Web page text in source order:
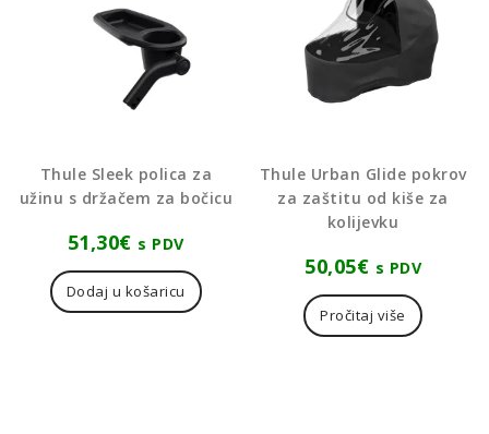
Thule Sleek polica za
užinu s držačem za bočicu
51,30€ s PDV
Dodaj u košaricu
Thule Urban Glide pokrov
za zaštitu od kiše za
kolijevku
50,05€ s PDV
Pročitaj više